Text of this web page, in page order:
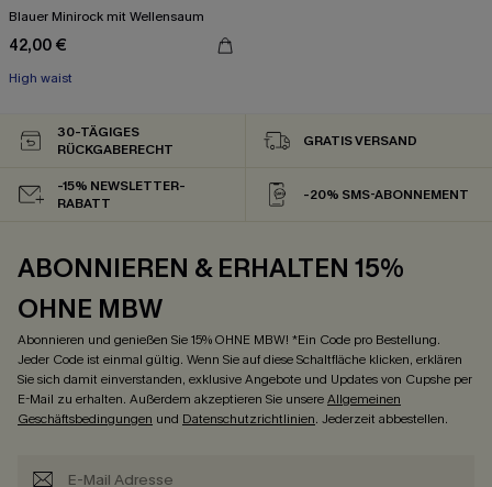
Blauer Minirock mit Wellen­saum
42,00 €
High waist
30-TÄGIGES
RÜCKGABERECHT
GRATIS VERSAND
-15% NEWSLETTER-
RABATT
-20% SMS-ABONNEMENT
ABONNIEREN & ERHALTEN 15%
OHNE MBW
Abonnieren und genießen Sie 15% OHNE MBW! *Ein Code pro Bestellung.
Jeder Code ist einmal gültig. Wenn Sie auf diese Schaltfläche klicken, erklären
Sie sich damit einverstanden, exklusive Angebote und Updates von Cupshe per
E-Mail zu erhalten. Außerdem akzeptieren Sie unsereAllgemeinen
Geschäftsbedingungen und Datenschutzrichtlinien. Jederzeit abbestellen.